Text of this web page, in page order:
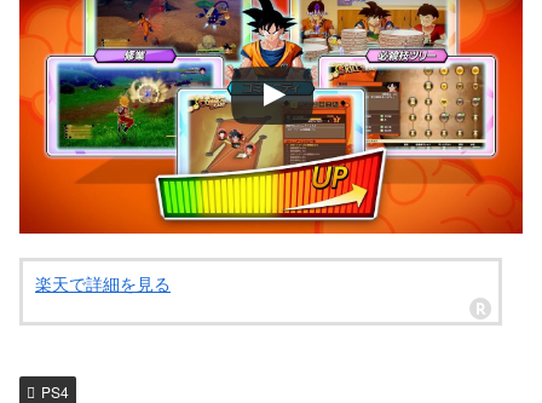
楽天で詳細を見る
PS4